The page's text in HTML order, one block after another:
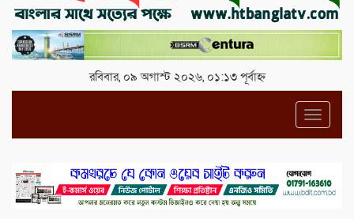
রবিবার, ০৯ অগাস্ট ২০২৬, ০১:১৩ পূর্বাহ্ন